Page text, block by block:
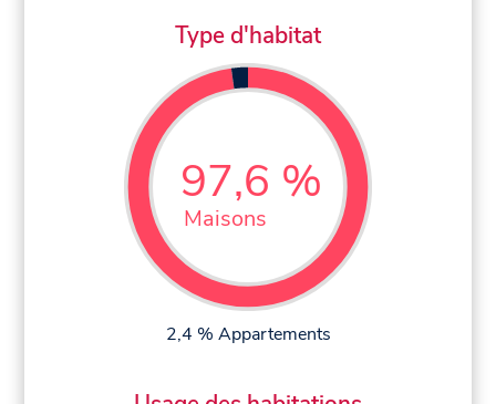
Type d'habitat
97,6 %
Maisons
2,4 % Appartements